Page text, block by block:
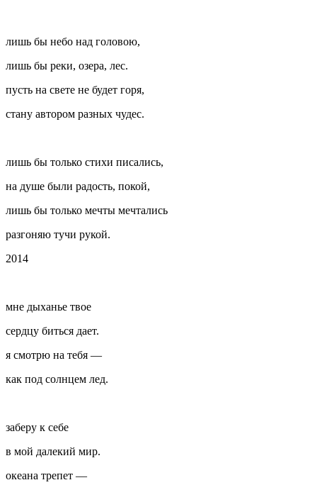
лишь бы небо над головою,
лишь бы реки, озера, лес.
пусть на свете не будет горя,
стану автором разных чудес.
лишь бы только стихи писались,
на душе были радость, покой,
лишь бы только мечты мечтались
разгоняю тучи рукой.
2014
мне дыханье твое
сердцу биться дает.
я смотрю на тебя —
как под солнцем лед.
заберу к себе
в мой далекий мир.
океана трепет —